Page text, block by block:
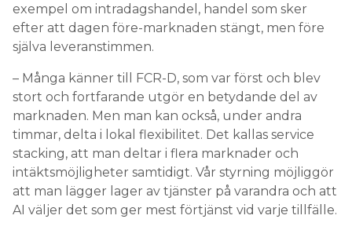
exempel om intradagshandel, handel som sker
efter att dagen före-marknaden stängt, men före
själva leveranstimmen.
– Många känner till FCR-D, som var först och blev
stort och fortfarande utgör en betydande del av
marknaden. Men man kan också, under andra
timmar, delta i lokal flexibilitet. Det kallas service
stacking, att man deltar i flera marknader och
intäktsmöjligheter samtidigt. Vår styrning möjliggör
att man lägger lager av tjänster på varandra och att
AI väljer det som ger mest förtjänst vid varje tillfälle.